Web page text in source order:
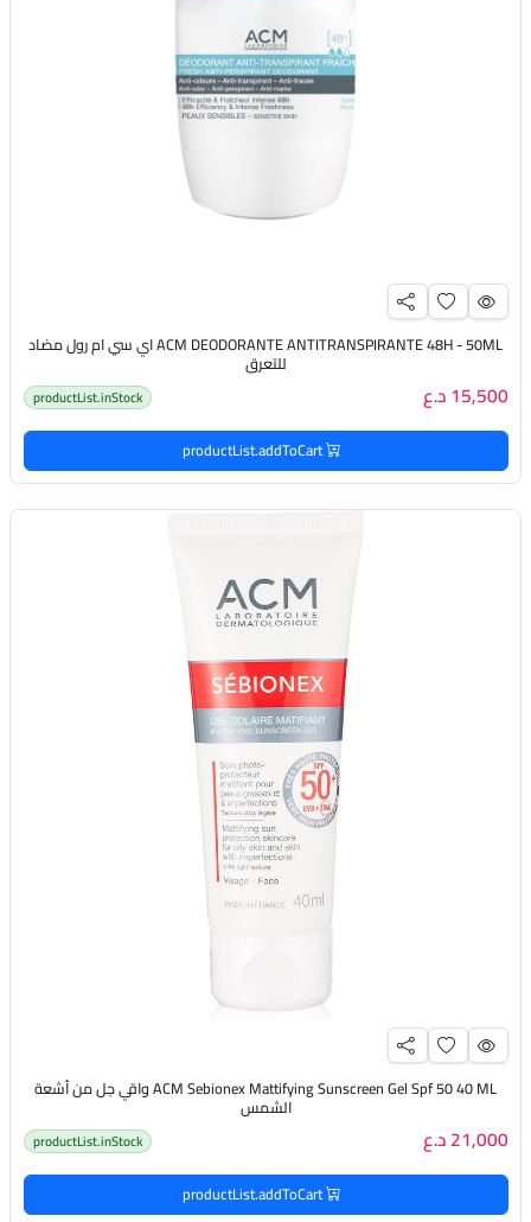
ACM DEODORANTE ANTITRANSPIRANTE 48H - 50ML اي سي ام رول مضاد
للتعرق
15,500 د.ع productList.inStock
productList.addToCart
ACM Sebionex Mattifying Sunscreen Gel Spf 50 40 ML واقي جل من أشعة
الشمس
21,000 د.ع productList.inStock
productList.addToCart